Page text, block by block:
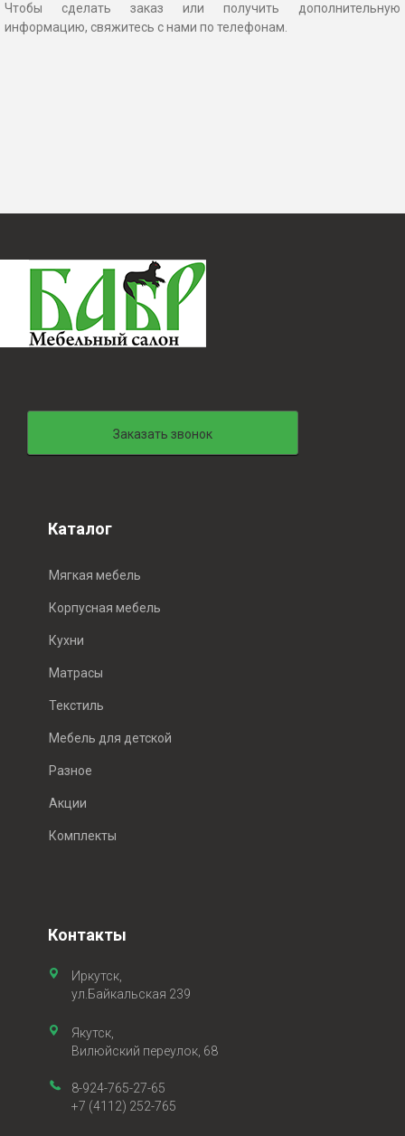
Чтобы сделать заказ или получить дополнительную
информацию, свяжитесь с нами по телефонам.
Заказать звонок
Каталог
Мягкая мебель
Корпусная мебель
Кухни
Матрасы
Текстиль
Мебель для детской
Разное
Акции
Комплекты
Контакты
Иркутск,
ул.Байкальская 239
Якутск,
Вилюйский переулок, 68
8-924-765-27-65
+7 (4112) 252-765